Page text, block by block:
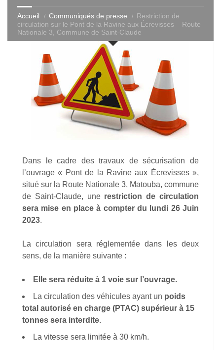
Accueil Communiqués de presse
Restriction de
circulation sur le Pont de la Ravine aux Écrevisses – Route
Nationale 3, Commune de Saint-Claude
Dans le cadre des travaux de sécurisation de
l’ouvrage « Pont de la Ravine aux Écrevisses »,
situé sur la Route Nationale 3, Matouba, commune
de Saint-Claude, une restriction de circulation
sera mise en place à compter du lundi 26 Juin
2023.
La circulation sera réglementée dans les deux
sens, de la manière suivante :
Elle sera réduite à 1 voie sur l’ouvrage.
La circulation des véhicules ayant un poids
total autorisé en charge (PTAC) supérieur à 15
tonnes sera interdite.
La vitesse sera limitée à 30 km/h.